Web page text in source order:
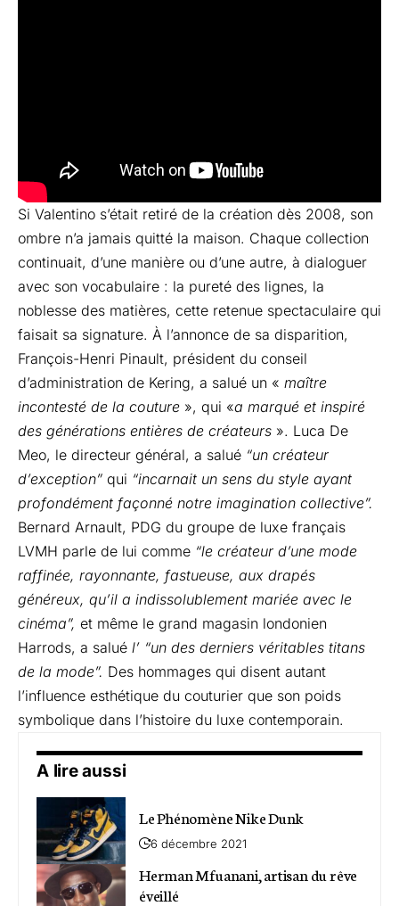
Si Valentino s’était retiré de la création dès 2008, son
ombre n’a jamais quitté la maison. Chaque collection
continuait, d’une manière ou d’une autre, à dialoguer
avec son vocabulaire : la pureté des lignes, la
noblesse des matières, cette retenue spectaculaire qui
faisait sa signature. À l’annonce de sa disparition,
François-Henri Pinault, président du conseil
d’administration de Kering, a salué un « maître
incontesté de la couture », qui «a marqué et inspiré
des générations entières de créateurs ». Luca De
Meo, le directeur général, a salué “un créateur
d’exception” qui “incarnait un sens du style ayant
profondément façonné notre imagination collective”.
Bernard Arnault, PDG du groupe de luxe français
LVMH parle de lui comme “le créateur d’une mode
raffinée, rayonnante, fastueuse, aux drapés
généreux, qu’il a indissolublement mariée avec le
cinéma”, et même le grand magasin londonien
Harrods, a salué l’ “un des derniers véritables titans
de la mode”. Des hommages qui disent autant
l’influence esthétique du couturier que son poids
symbolique dans l’histoire du luxe contemporain.
A lire aussi
Le Phénomène Nike Dunk
6 décembre 2021
Herman Mfuanani, artisan du rêve
éveillé